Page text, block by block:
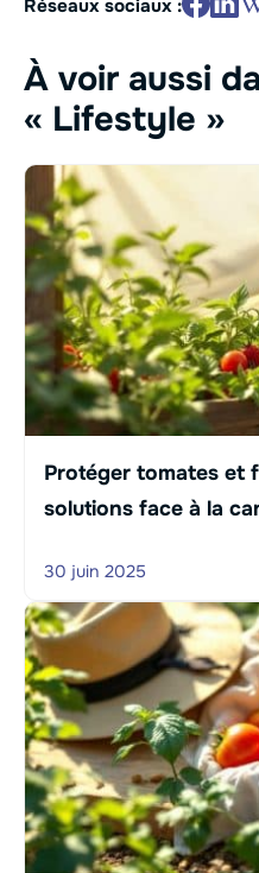
Réseaux sociaux :
À voir aussi
« Lifestyle »
Protéger tomates et
solutions face à la
30 juin 2025